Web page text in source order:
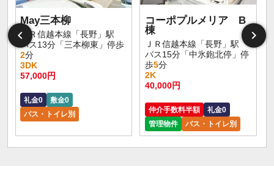
May三本柳
ＪＲ信越本線「長野」駅
バス13分「三本柳東」停歩
2分
3DK
57,000円
礼金0
敷金0
バス・トイレ別
コーポプルメリア B
棟
ＪＲ信越本線「長野」駅
バス15分「中氷鉋北停」停
歩5分
2K
40,000円
仲介手数料半額
礼金0
管理物件
バス・トイレ別